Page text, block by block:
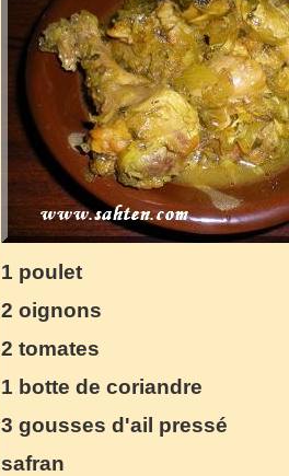
1 poulet
2 oignons
2 tomates
1 botte de coriandre
3 gousses d'ail pressé
safran